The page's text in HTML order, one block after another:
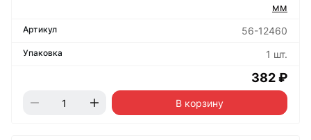
мм
56-12460
1 шт.
382 ₽
В корзину